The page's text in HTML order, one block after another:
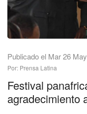
Publicado el Mar 26
Por: Prensa Latina
Festival
agradecimiento